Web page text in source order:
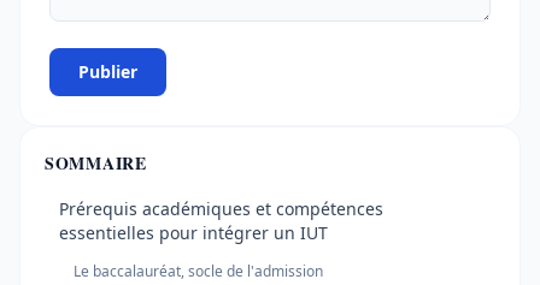
Publier
SOMMAIRE
Prérequis académiques et compétences
essentielles pour intégrer un IUT
Le baccalauréat, socle de l'admission